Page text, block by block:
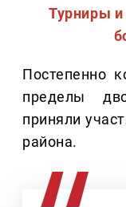
Турниры и
Постепенно
пределы
приняли
района.